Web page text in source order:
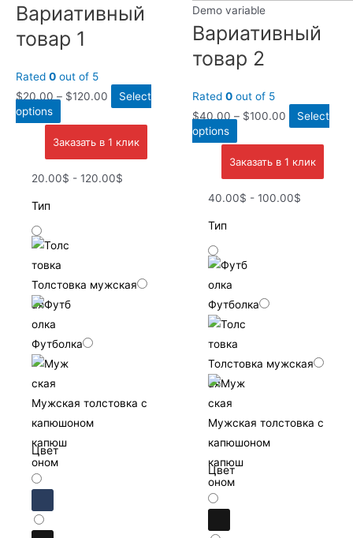
Вариативный
товар 1
Rated 0 out of 5
$20.00 – $120.00
Select
options
Заказать в 1 клик
20.00$ - 120.00$
Тип
Толстовка мужская
Футболка
Мужская толстовка с
капюшоном
Цвет
Demo variable
Вариативный
товар 2
Rated 0 out of 5
$40.00 – $100.00
Select
options
Заказать в 1 клик
40.00$ - 100.00$
Тип
Футболка
Толстовка мужская
Мужская толстовка с
капюшоном
Цвет